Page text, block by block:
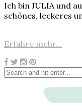
Ich bin JULIA und
schönes, leckeres
Erfahre mehr...